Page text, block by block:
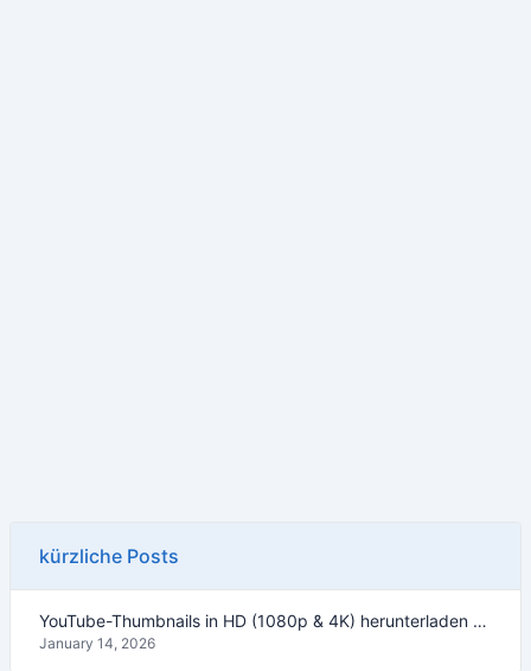
kürzliche Posts
YouTube-Thumbnails in HD (1080p & 4K) herunterladen – Anleitung 2026
January 14, 2026